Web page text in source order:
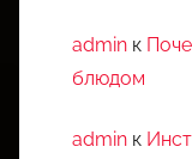
admin к
блюдом
admin к